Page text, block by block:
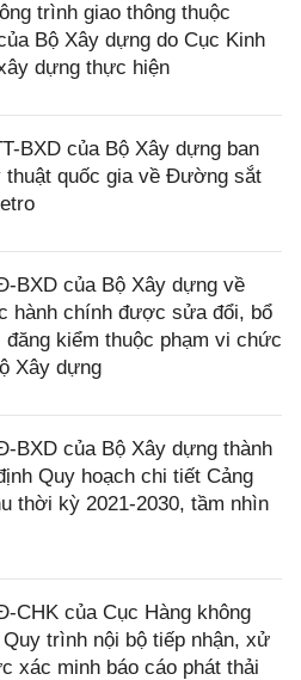
trình giao thông thuộc
Bộ Xây dựng do Cục Kinh
dựng thực hiện
BXD của Bộ Xây dựng ban
thuật quốc gia về Đường sắt
BXD của Bộ Xây dựng về
hành chính được sửa đổi, bổ
kiểm thuộc phạm vi chức
Xây dựng
BXD của Bộ Xây dựng thành
Quy hoạch chi tiết Cảng
thời kỳ 2021-2030, tầm nhìn
CHK của Cục Hàng không
trình nội bộ tiếp nhận, xử
xác minh báo cáo phát thải